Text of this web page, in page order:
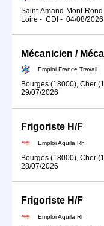
Saint-Amand-Mont-
Loire - CDI - 04/08/2026
Emploi France Travail
Bourges (18000), Cher
29/07/2026
Frigoriste H/F
Emploi Aquila Rh
Bourges (18000), Cher
28/07/2026
Frigoriste H/F
Emploi Aquila Rh